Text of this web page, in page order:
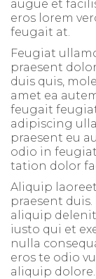
augue et
eros lorem
feugait at.
Feugiat
praesent
duis quis,
amet ea
feugait
adipiscing
praesent eu
odio in
tation dolor
Aliquip
praesent
aliquip
iusto qui et
nulla
eros te odio
aliquip dolore.